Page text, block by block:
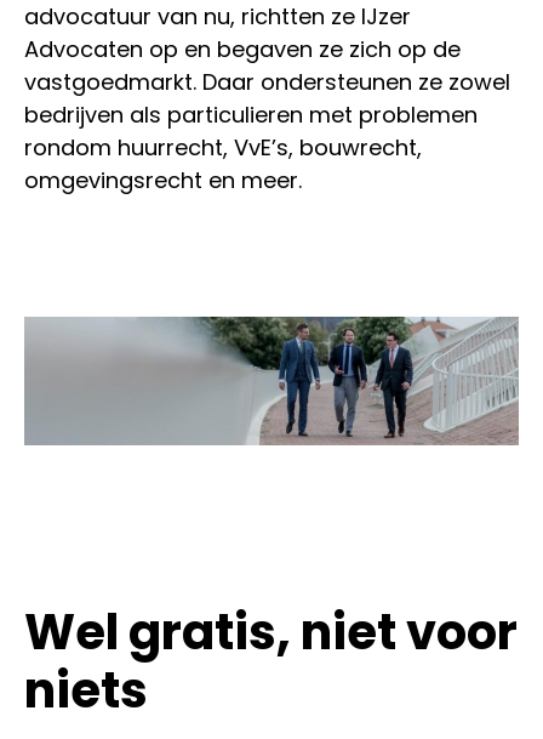
advocatuur van nu, richtten ze IJzer
Advocaten op en begaven ze zich op de
vastgoedmarkt. Daar ondersteunen ze zowel
bedrijven als particulieren met problemen
rondom huurrecht, VvE’s, bouwrecht,
omgevingsrecht en meer.
Wel gratis, niet voor
niets